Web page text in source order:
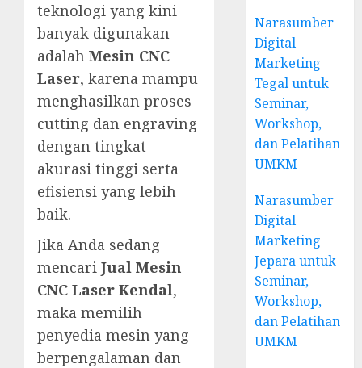
teknologi yang kini
banyak digunakan
adalah Mesin CNC
Laser, karena mampu
menghasilkan proses
cutting dan engraving
dengan tingkat
akurasi tinggi serta
efisiensi yang lebih
baik.
Jika Anda sedang
mencari Jual Mesin
CNC Laser Kendal,
maka memilih
penyedia mesin yang
berpengalaman dan
Narasumber
Digital
Marketing
Tegal untuk
Seminar,
Workshop,
dan Pelatihan
UMKM
Narasumber
Digital
Marketing
Jepara untuk
Seminar,
Workshop,
dan Pelatihan
UMKM